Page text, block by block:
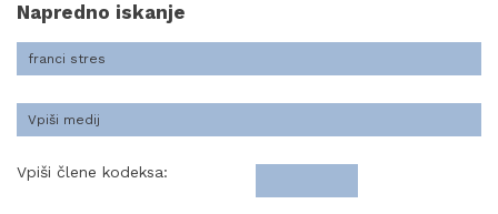
Napredno iskanje
Vpiši člene kodeksa: